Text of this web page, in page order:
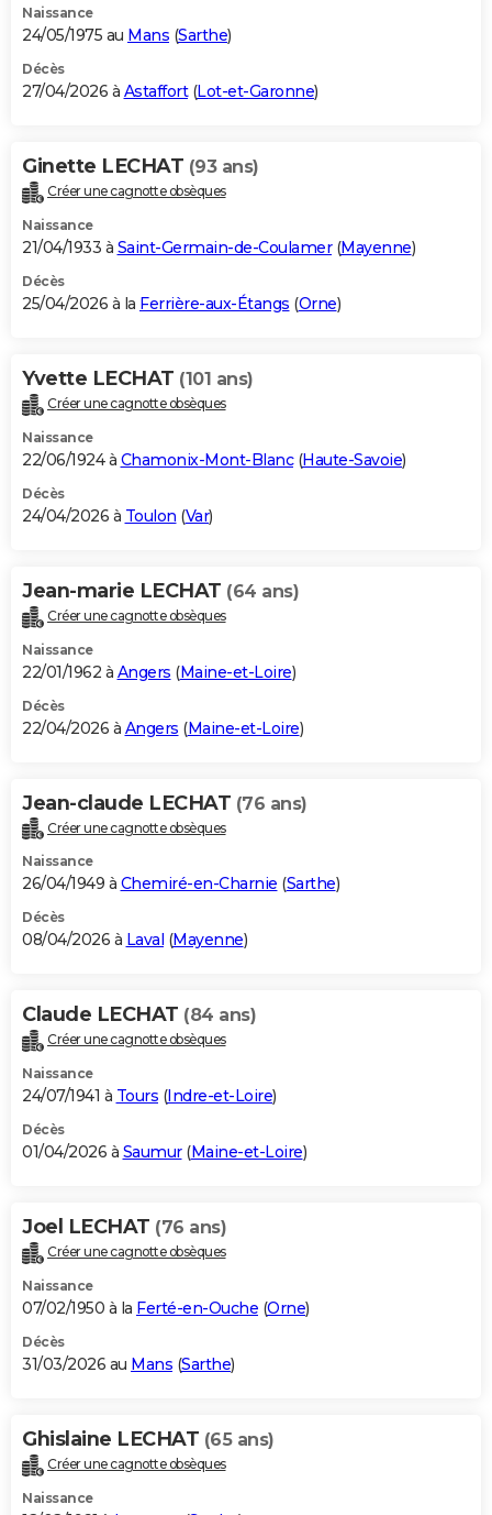
Naissance
24/05/1975 au Mans (Sarthe)
Décès
27/04/2026 à Astaffort(Lot-et-Garonne)
Ginette LECHAT (93 ans)
Créer une cagnotte obsèques
Naissance
21/04/1933 à Saint-Germain-de-Coulamer(Mayenne)
Décès
25/04/2026 à la Ferrière-aux-Étangs (Orne)
Yvette LECHAT (101 ans)
Créer une cagnotte obsèques
Naissance
22/06/1924 à Chamonix-Mont-Blanc(Haute-Savoie)
Décès
24/04/2026 à Toulon (Var)
Jean-marie LECHAT (64 ans)
Créer une cagnotte obsèques
Naissance
22/01/1962 à Angers (Maine-et-Loire)
Décès
22/04/2026 à Angers (Maine-et-Loire)
Jean-claude LECHAT (76 ans)
Créer une cagnotte obsèques
Naissance
26/04/1949 à Chemiré-en-Charnie (Sarthe)
Décès
08/04/2026 à Laval (Mayenne)
Claude LECHAT (84 ans)
Créer une cagnotte obsèques
Naissance
24/07/1941 à Tours (Indre-et-Loire)
Décès
01/04/2026 à Saumur(Maine-et-Loire)
Joel LECHAT (76 ans)
Créer une cagnotte obsèques
Naissance
07/02/1950 à la Ferté-en-Ouche (Orne)
Décès
31/03/2026 au Mans (Sarthe)
Ghislaine LECHAT (65 ans)
Créer une cagnotte obsèques
Naissance